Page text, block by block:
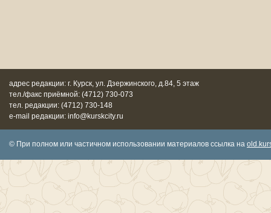
адрес редакции: г. Курск, ул. Дзержинского, д.84, 5 этаж
тел./факс приёмной: (4712) 730-073
тел. редакции: (4712) 730-148
e-mail редакции: info@kurskcity.ru
© При полном или частичном использовании материалов ссылка на